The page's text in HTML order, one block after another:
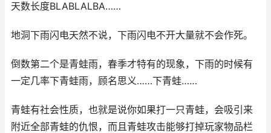
天数长度BLABLALBA……
地洞下雨闪电天然不说，下雨闪电不开大量就不会作死。
倒数第二个是青蛙雨，春季才特有的现象，下雨的时候有
一定几率下青蛙雨，顾名思义……下青蛙……
青蛙有社会性质，也就是说你如果打一只青蛙，会吸引来
附近全部青蛙的仇恨，而且青蛙攻击能够打掉玩家物品栏